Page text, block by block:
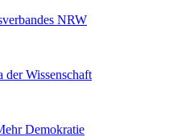
NRW
der Wissenschaft
Demokratie